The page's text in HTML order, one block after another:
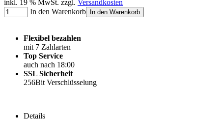
inkl. 19 % MwSt. zzgl. Versandkosten
In den Warenkorb
In den Warenkorb
Flexibel bezahlen
mit 7 Zahlarten
Top Service
auch nach 18:00
SSL Sicherheit
256Bit Verschlüsselung
Details